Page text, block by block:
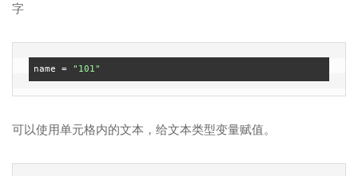
字
name = "101"
可以使用单元格内的文本，给文本类型变量赋值。